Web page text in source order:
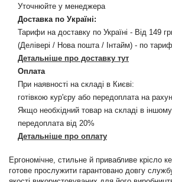
Уточнюйте у менеджера
Доставка по Україні:
Тарифи на доставку по Україні - Від 149
(Делівері / Нова пошта / Інтайм) - по
Детальніше про доставку тут
Оплата
При наявності на складі в Києві:
готівкою кур'єру або передоплата на
Якщо необхідний товар на складі в іншому
передоплата від 20%
Детальніше про оплату
Ергономічне, стильне й привабливе крісло
готове прослужити гарантовано довгу